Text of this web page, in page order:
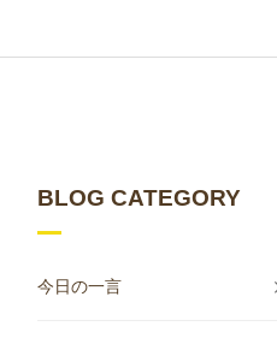
BLOG CATEGORY
今日の一言